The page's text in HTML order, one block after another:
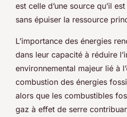
est celle d’une source qu’il
sans épuiser la ressource
L’importance des énergies
dans leur capacité à réduire
environnemental majeur lié à
combustion des énergies
alors que les combustibles
gaz à effet de serre